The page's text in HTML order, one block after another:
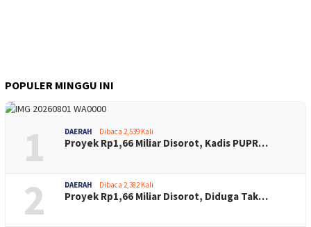
POPULER MINGGU INI
1 DAERAH Dibaca 2,539 Kali
Proyek Rp1,66 Miliar Disorot, Kadis PUPR…
2 DAERAH Dibaca 2,382 Kali
Proyek Rp1,66 Miliar Disorot, Diduga Tak…